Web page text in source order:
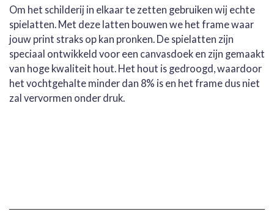
Om het schilderij in elkaar te zetten gebruiken wij echte
spielatten. Met deze latten bouwen we het frame waar
jouw print straks op kan pronken. De spielatten zijn
speciaal ontwikkeld voor een canvasdoek en zijn gemaakt
van hoge kwaliteit hout. Het hout is gedroogd, waardoor
het vochtgehalte minder dan 8% is en het frame dus niet
zal vervormen onder druk.